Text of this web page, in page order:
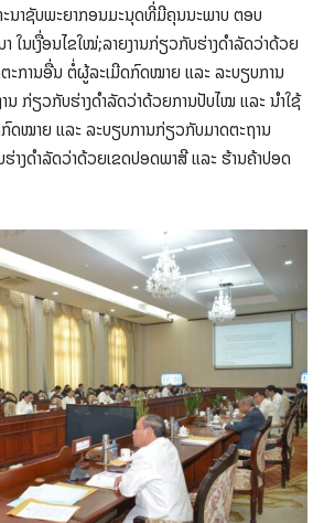
ນາຊັບພະຍາກອນມະນຸດທີ່ມີຄຸນນະພາບ ຕອບ
ນເງື່ອນໄຂໃໝ່;ລາຍງານກ່ຽວກັບຮ່າງດຳລັດວ່າດ້ວຍ
ະການອື່ນ ຕໍ່ຜູ້ລະເມີດກົດໝາຍ ແລະ ລະບຽບການ
ນ ກ່ຽວກັບຮ່າງດຳລັດວ່າດ້ວຍການປັບໄໝ ແລະ ນຳໃຊ້
ດໝາຍ ແລະ ລະບຽບການກ່ຽວກັບມາດຕະຖານ
າງດຳລັດວ່າດ້ວຍເຂດປອດພາສີ ແລະ ຮ້ານຄ້າປອດ